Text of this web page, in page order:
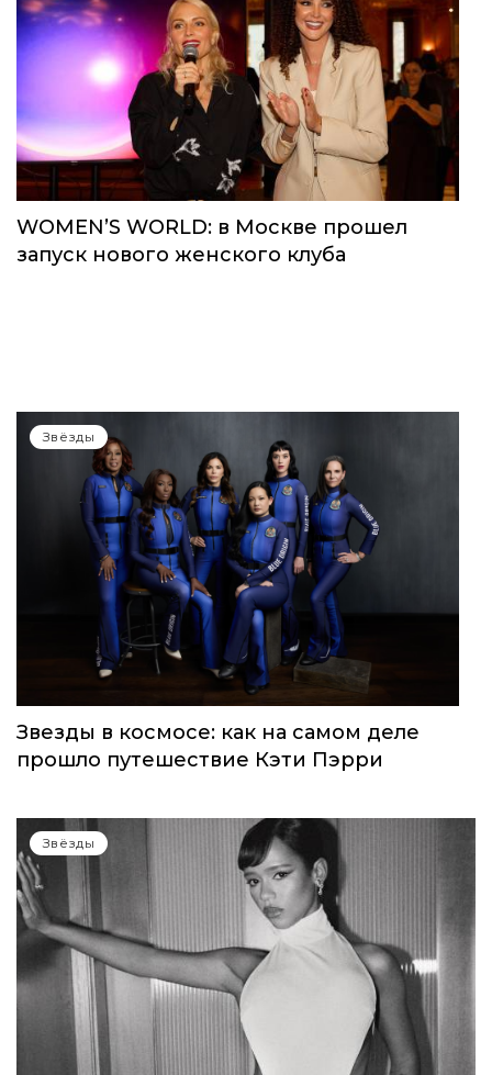
WOMEN’S WORLD: в Москве прошел
запуск нового женского клуба
Звёзды
Звезды в космосе: как на самом деле
прошло путешествие Кэти Пэрри
Звёзды